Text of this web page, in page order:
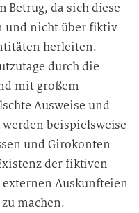
Betrug, da sich diese
und nicht über fiktiv
herleiten.
durch die
mit großem
Ausweise und
beispielsweise
und Girokonten
der fiktiven
Auskunfteien
zu machen.